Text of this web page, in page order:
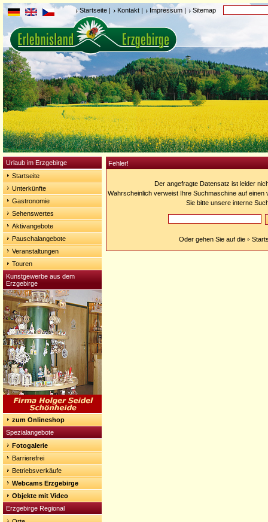
Startseite | Kontakt | Impressum | Sitemap
Urlaub im Erzgebirge
Startseite
Unterkünfte
Gastronomie
Sehenswertes
Aktivangebote
Pauschalangebote
Veranstaltungen
Touren
Kunstgewerbe aus dem
Erzgebirge
zum Onlineshop
Spezialangebote
Fotogalerie
Barrierefrei
Betriebsverkäufe
Webcams Erzgebirge
Objekte mit Video
Erzgebirge Regional
Fehler!
Der angefragte Datensatz ist leider
Wahrscheinlich verweist Ihre Suchmaschine auf einen
Sie bitte unsere interne
Oder gehen Sie auf die